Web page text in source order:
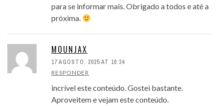
para se informar mais. Obrigado a todos e até a
próxima.
MOUNJAX
17 AGOSTO, 2025 AT 10:34
RESPONDER
incrível este conteúdo. Gostei bastante.
Aproveitem e vejam este conteúdo.